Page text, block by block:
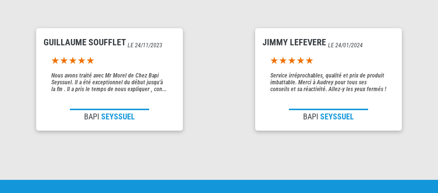
GUILLAUME SOUFFLET LE 24/11/2023
5out of 5
Nous avons traité avec Mr Morel de Chez Bapi
Seyssuel. Il a été exceptionnel du début jusqu'à
la fin . Il a pris le temps de nous expliquer , con...
BAPI SEYSSUEL
JIMMY LEFEVERE LE 24/01/2024
5out of 5
Service irréprochables, qualité et prix de produit
imbattable. Merci à Audrey pour tous ses
conseils et sa réactivité. Allez-y les yeux fermés !
BAPI SEYSSUEL